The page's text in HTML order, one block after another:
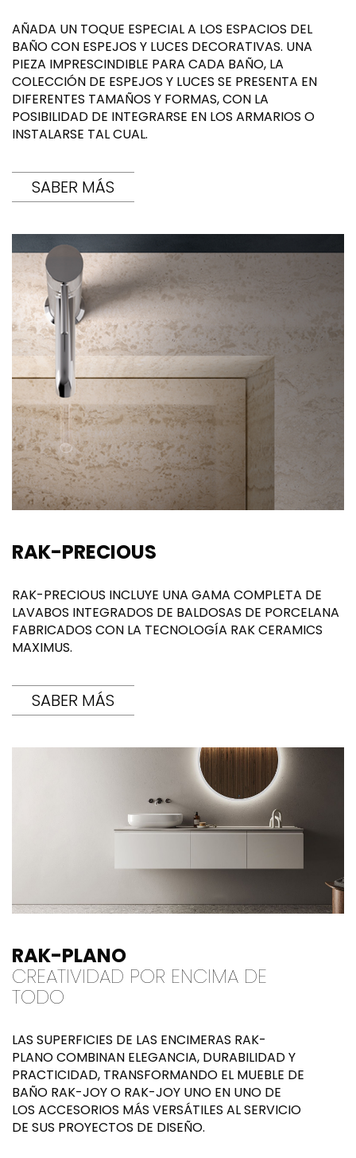
AÑADA UN TOQUE ESPECIAL A LOS ESPACIOS DEL
BAÑO CON ESPEJOS Y LUCES DECORATIVAS. UNA
PIEZA IMPRESCINDIBLE PARA CADA BAÑO, LA
COLECCIÓN DE ESPEJOS Y LUCES SE PRESENTA EN
DIFERENTES TAMAÑOS Y FORMAS, CON LA
POSIBILIDAD DE INTEGRARSE EN LOS ARMARIOS O
INSTALARSE TAL CUAL.
SABER MÁS
RAK-PRECIOUS
RAK-PRECIOUS INCLUYE UNA GAMA COMPLETA DE
LAVABOS INTEGRADOS DE BALDOSAS DE PORCELANA
FABRICADOS CON LA TECNOLOGÍA RAK CERAMICS
MAXIMUS.
SABER MÁS
RAK-PLANO
CREATIVIDAD POR ENCIMA DE
TODO
LAS SUPERFICIES DE LAS ENCIMERAS RAK-
PLANO COMBINAN ELEGANCIA, DURABILIDAD Y
PRACTICIDAD, TRANSFORMANDO EL MUEBLE DE
BAÑO RAK-JOY O RAK-JOY UNO EN UNO DE
LOS ACCESORIOS MÁS VERSÁTILES AL SERVICIO
DE SUS PROYECTOS DE DISEÑO.